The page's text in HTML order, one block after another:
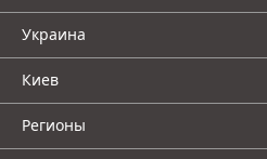
Украина
Киев
Регионы